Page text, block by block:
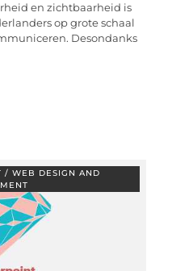
en zichtbaarheid is
op grote schaal
Desondanks
/ WEB DESIGN AND